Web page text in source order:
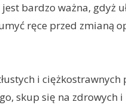
bardzo ważna, gdyż
ręce przed zmianą
i ciężkostrawnych
skup się na zdrowych